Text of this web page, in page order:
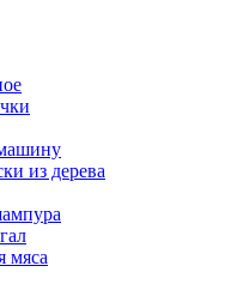
из дерева
мяса